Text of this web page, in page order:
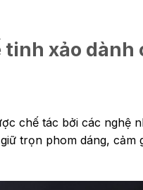
xảo
chế tác bởi các nghệ
trọn phom dáng,